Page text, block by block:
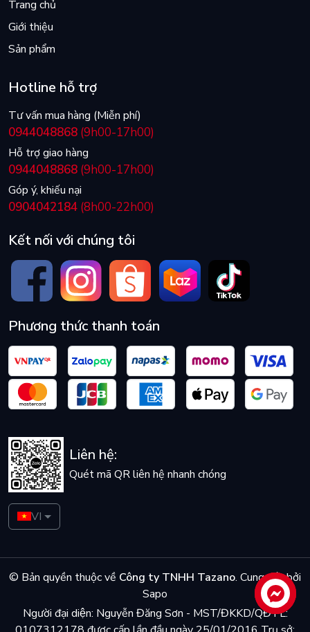
Trang chủ
Giới thiệu
Sản phẩm
Hotline hỗ trợ
Tư vấn mua hàng (Miễn phí)
0944048868 (9h00-17h00)
Hỗ trợ giao hàng
0944048868 (9h00-17h00)
Góp ý, khiếu nại
0904042184 (8h00-22h00)
Kết nối với chúng tôi
Phương thức thanh toán
Liên hệ:
Quét mã QR liên hệ nhanh chóng
VI
© Bản quyền thuộc về Công ty TNHH Tazano. Cung cấp bởi
Sapo
Người đại diện: Nguyễn Đăng Sơn - MST/ĐKKD/QĐTL:
Liên hệ